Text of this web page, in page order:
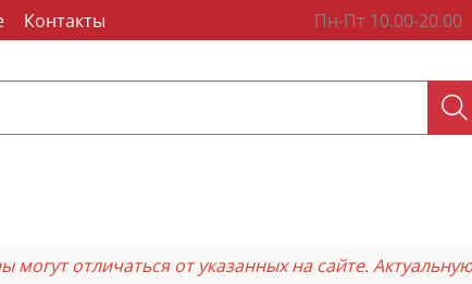
Контакты Пн-Пт 10.00-20.00
могут отличаться от указанных на сайте.